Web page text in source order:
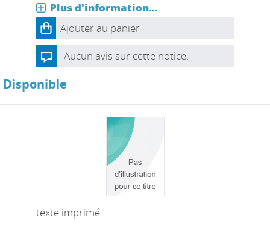
Plus d'information...
Ajouter au panier
Aucun avis sur cette notice.
Disponible
texte imprimé